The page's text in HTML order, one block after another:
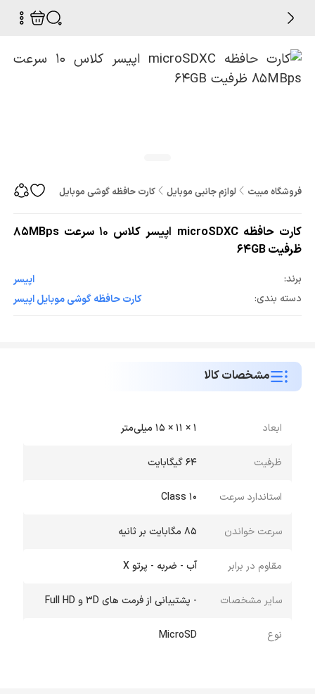
فروشگاه مبیت لوازم جانبی موبایل کارت حافظه گوشی موبایل کارت حافظه microSDXC اپیسر کلاس 10 سرعت 85MBps ظرفیت 64GB
کارت حافظه microSDXC اپیسر کلاس 10 سرعت 85MBps
ظرفیت 64GB
برند:
اپیسر
دسته بندی:
کارت حافظه گوشی موبایل اپیسر
مشخصات کالا
ابعاد 1 × 11 × 15 میلی‌متر
ظرفیت 64 گیگابایت
استاندارد سرعت Class 10
سرعت خواندن 85 مگابایت بر ثانیه
مقاوم در برابر آب - ضربه - پرتو X
سایر مشخصات - پشتیبانی از فرمت های 3D و Full HD
نوع MicroSD